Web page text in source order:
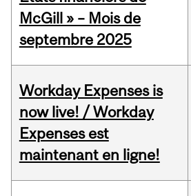
McGill » – Mois de
septembre 2025
Workday Expenses is
now live! / Workday
Expenses est
maintenant en ligne!